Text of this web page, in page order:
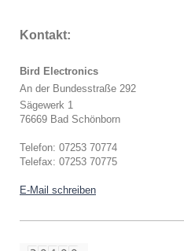
Kontakt:
Bird Electronics
An der Bundesstraße 292
Sägewerk 1
76669 Bad Schönborn
Telefon: 07253 70774
Telefax: 07253 70775
E-Mail schreiben